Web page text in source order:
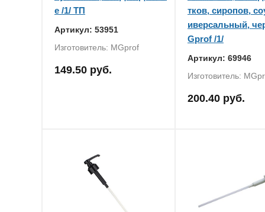
е /1/ ТП
Артикул: 53951
Изготовитель: MGprof
149.50 руб.
тков, сиропов,
иверсальный,
Gprof /1/
Артикул: 69946
Изготовитель:
200.40 руб.